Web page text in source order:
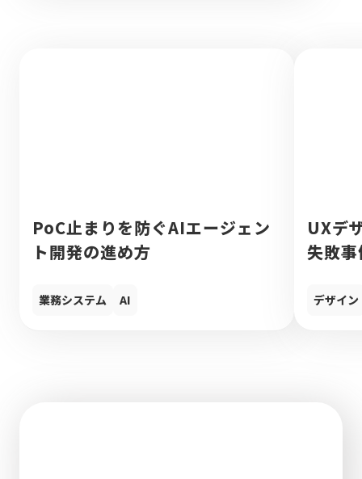
PoC止まりを防ぐAIエージェン
ト開発の進め方
業務システム AI
UXデ
失敗
デザイン